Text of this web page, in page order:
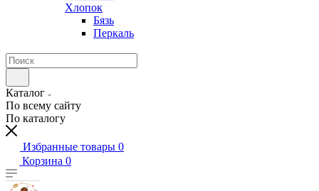
Хлопок
Бязь
Перкаль
Каталог
По всему сайту
По каталогу
Избранные товары 0
Корзина 0